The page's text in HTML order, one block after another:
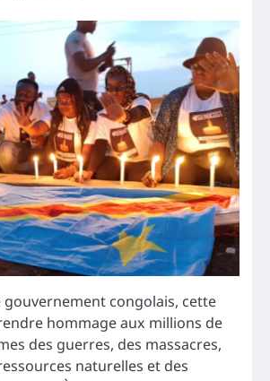
congolais, cette
hommage aux millions de
des guerres, des massacres,
naturelles et des